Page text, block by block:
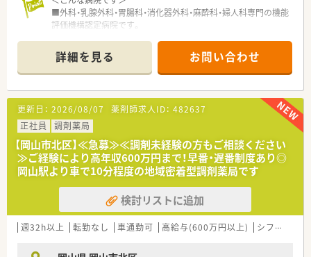
＜こんな方にオススメ＞
■調剤業務をメインとし服薬指導とともにOTC商材の提案もし
たい方
■生活に密着したアドバイスができる薬剤師になりたい方
■調剤業務とOTC業務の両方に興味があり、薬剤師としての幅を
広げたい方
■店舗の皆で目標に向かってがんばりたい方
■外科・乳腺外科・胃腸科・消化器外科・麻酔科・婦人科専門の機能
評価機構認定病院です。
＜業務内容＞
■入院及び一般外来における調剤業務、服薬指導、薬剤情報の提
供など
＜研修制度＞
■現場の先輩薬剤師より指導を受けて頂きます。
■調剤未経験・病院未経験の方も歓迎！
＜法人特徴＞
■乳がん・消化器がん治療の中核病院として地域に貢献し、なか
でも乳がん手術の症例数は常に県内トップクラスを誇っていま
＜こんな方にもオススメ＞
■調剤経験の浅い方 など
詳細を見る お問い合わせ
更新日： 2026/08/07 薬剤師求人ID： 482637
正社員
調剤薬局
【岡山市北区】≪急募≫≪調剤未経験の方もご相談ください
≫ご経験により高年収600万円まで！早番・遅番制度あり◎
岡山駅より車で10分程度の地域密着型調剤薬局です
検討リストに追加
週32h以上 転勤なし 車通勤可 高給与(600万円以上) シフト制